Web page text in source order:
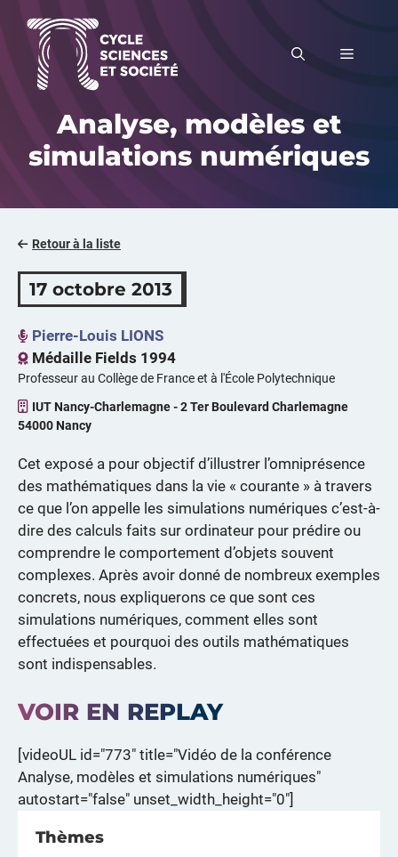
contenu
MENU
Analyse, modèles et
simulations numériques
Retour à la liste
17 octobre 2013
Pierre-Louis LIONS
Médaille Fields 1994
Professeur au Collège de France et à l'École Polytechnique
IUT Nancy-Charlemagne - 2 Ter Boulevard Charlemagne
54000 Nancy
Cet exposé a pour objectif d’illustrer l’omniprésence
des mathématiques dans la vie « courante » à travers
ce que l’on appelle les simulations numériques c’est-à-
dire des calculs faits sur ordinateur pour prédire ou
comprendre le comportement d’objets souvent
complexes. Après avoir donné de nombreux exemples
concrets, nous expliquerons ce que sont ces
simulations numériques, comment elles sont
effectuées et pourquoi des outils mathématiques
sont indispensables.
VOIR EN REPLAY
[videoUL id="773" title="Vidéo de la conférence
Analyse, modèles et simulations numériques"
autostart="false" unset_width_height="0"]
Thèmes